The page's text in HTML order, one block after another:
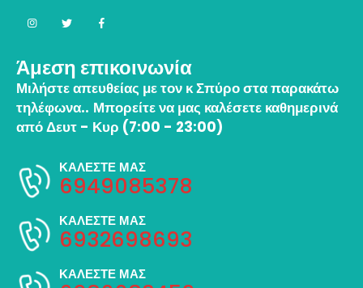
Άμεση επικοινωνία
Μιλήστε απευθείας με τον κ Σπύρο στα παρακάτω
τηλέφωνα.. Μπορείτε να μας καλέσετε καθημερινά
από Δευτ - Κυρ (7:00 - 23:00)
ΚΑΛΕΣΤΕ ΜΑΣ
6949085378
ΚΑΛΕΣΤΕ ΜΑΣ
6932698693
ΚΑΛΕΣΤΕ ΜΑΣ